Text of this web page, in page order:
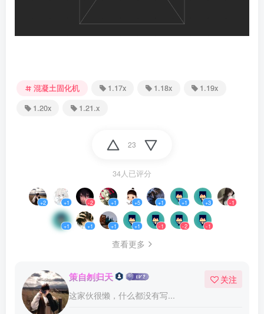
混凝土固化机 1.17x 1.18x
1.19x
1.20x
1.21.x
23
34人已评分
+2 +1 -2 +1 +5 +1 +1 +3 -1
+1 +1 +1 +1 -1 -2 -1
查看更多
策自刎归天
这家伙很懒，什么都没有写...
关注